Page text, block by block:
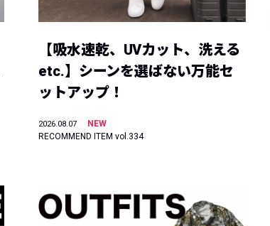
【吸水速乾、UVカット、洗える
etc.】シーンを選ばない万能セ
ットアップ！
2026.08.07
NEW
RECOMMEND ITEM vol.334